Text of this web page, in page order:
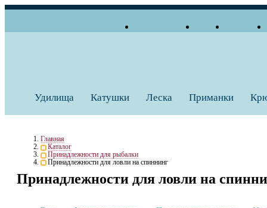
Удилища Катушки Леска Приманки
Главная
Каталог
Принадлежности для рыбалки
Принадлежности для ловли на спиннинг
Принадлежности для ловли на